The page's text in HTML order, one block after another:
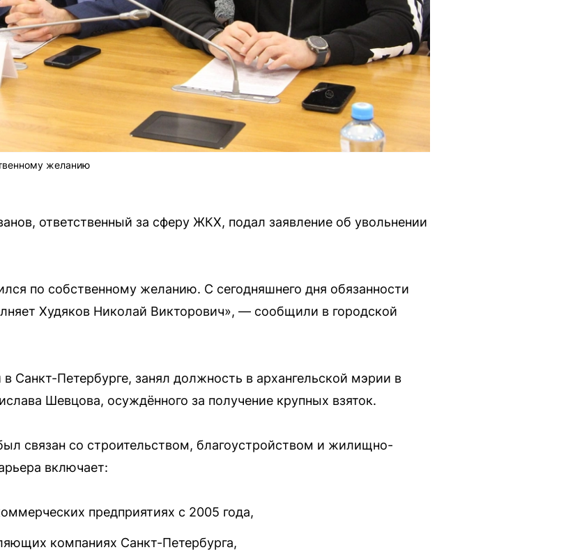
желанию
ответственный за сферу ЖКХ, подал заявление об увольнении
по собственному желанию. С сегодняшнего дня обязанности
Худяков Николай Викторович», — сообщили в городской
Санкт-Петербурге, занял должность в архангельской мэрии в
Шевцова, осуждённого за получение крупных взяток.
связан со строительством, благоустройством и жилищно-
включает:
предприятиях с 2005 года,
компаниях Санкт-Петербурга,